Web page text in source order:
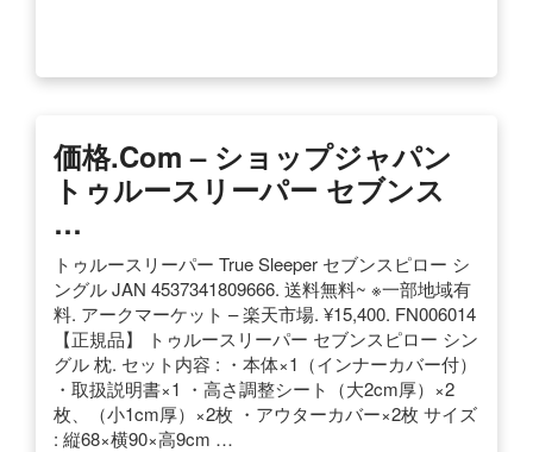
価格.com – ショップジャパン
トゥルースリーパー セブンス
…
トゥルースリーパー True Sleeper セブンスピロー シ
ングル JAN 4537341809666. 送料無料~ ※一部地域有
料. アークマーケット – 楽天市場. ¥15,400. FN006014
【正規品】 トゥルースリーパー セブンスピロー シン
グル 枕. セット内容 : ・本体×1（インナーカバー付）
・取扱説明書×1 ・高さ調整シート（大2cm厚）×2
枚、（小1cm厚）×2枚 ・アウターカバー×2枚 サイズ
: 縦68×横90×高9cm …